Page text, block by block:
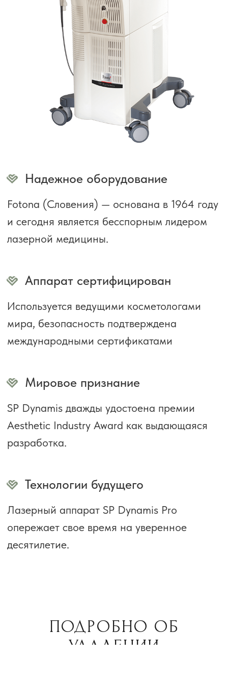
новообразования сразу проведет удаление
и при необходимости отправит
биоматериал на гистологическое
только 1-го января.
БОЛЕЕ 70% НАШИХ
ХОТИТЕ ЗНАТЬ ПОЧЕМУ ОНИ ДОВЕРЯЮТ